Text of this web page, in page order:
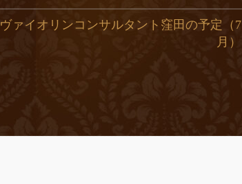
ヴァイオリンコンサルタント窪田の予定（7
月）